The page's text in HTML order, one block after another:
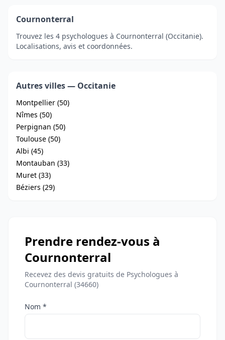
Cournonterral
Trouvez les 4 psychologues à Cournonterral (Occitanie).
Localisations, avis et coordonnées.
Autres villes — Occitanie
Montpellier (50)
Nîmes (50)
Perpignan (50)
Toulouse (50)
Albi (45)
Montauban (33)
Muret (33)
Béziers (29)
Prendre rendez-vous à
Cournonterral
Recevez des devis gratuits de Psychologues à
Cournonterral (34660)
Nom *